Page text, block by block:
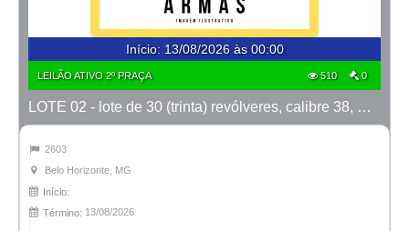
Início: 13/08/2026 às 00:00
LEILÃO ATIVO 2º PRAÇA 510 0
LOTE 02 - lote de 30 (trinta) revólveres, calibre 38, marcas Taurus e Rossi
2603
Belo Horizonte, MG
Início:
Término: 13/08/2026